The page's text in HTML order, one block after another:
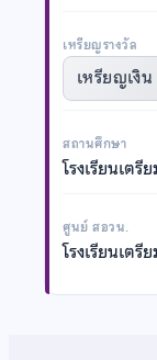
เหรียญรางวัล
เหรียญเงิน
สถานศึกษา
โรงเรียนเต
ศูนย์ สอวน.
โรงเรียนเต